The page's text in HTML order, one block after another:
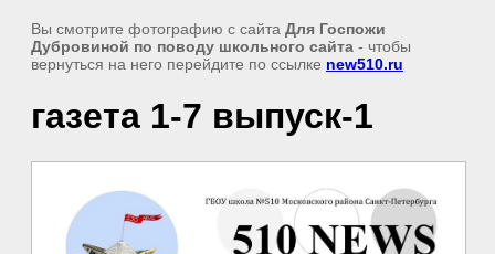
Вы смотрите фотографию с сайта Для Госпожи
Дубровиной по поводу школьного сайта - чтобы
вернуться на него перейдите по ссылке new510.ru
газета 1-7 выпуск-1